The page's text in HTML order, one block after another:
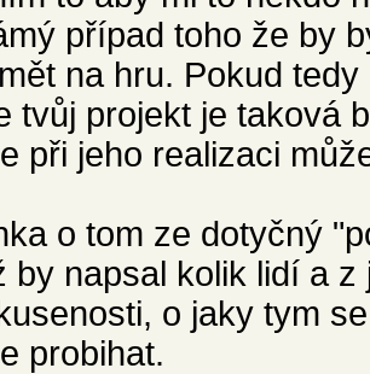
případ toho že by
na hru. Pokud
tvůj projekt je taková
při jeho realizaci
o tom ze dotyčný
by napsal kolik lidí a
o jaky tym
probihat.